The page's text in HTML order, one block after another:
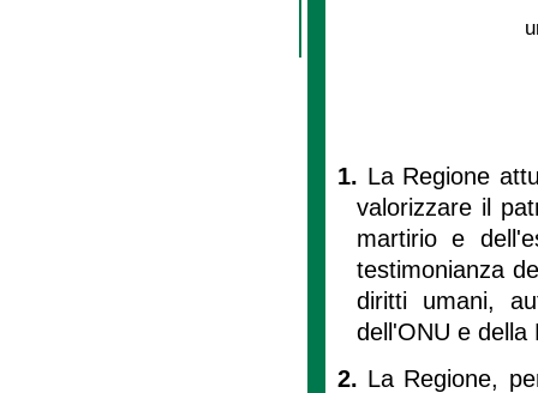
1. La Regione
valorizzare il
martirio e
testimonianza
diritti umani,
dell'ONU e della
2. La Regione,